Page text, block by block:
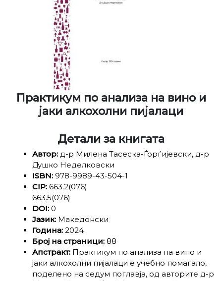
Практикум по анализа на вино и
јаки алкохолни пијалаци
Детали за книгата
Автор: д-р Милена Тасеска-Ѓорѓијевски, д-р
Душко Неделковски
ISBN: 978-9989-43-504-1
CIP: 663.2(076)
663.5(076)
DOI: 0
Јазик: Македонски
Година: 2024
Број на страници: 88
Апстракт: Практикум по анализа на вино и
јаки алкохолни пијалаци е учебно помагало,
поделено на седум поглавја, од авторите д-р